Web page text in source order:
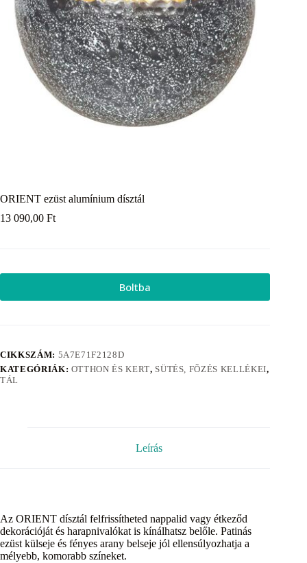
ORIENT ezüst alumínium dísztál
13 090,00 Ft
Boltba
CIKKSZÁM: 5A7E71F2128D
KATEGÓRIÁK: OTTHON ÉS KERT, SÜTÉS, FÕZÉS KELLÉKEI,
TÁL
Leírás
Az ORIENT dísztál felfrissítheted nappalid vagy étkeződ
dekorációját és harapnivalókat is kínálhatsz belőle. Patinás
ezüst külseje és fényes arany belseje jól ellensúlyozhatja a
mélyebb, komorabb színeket.